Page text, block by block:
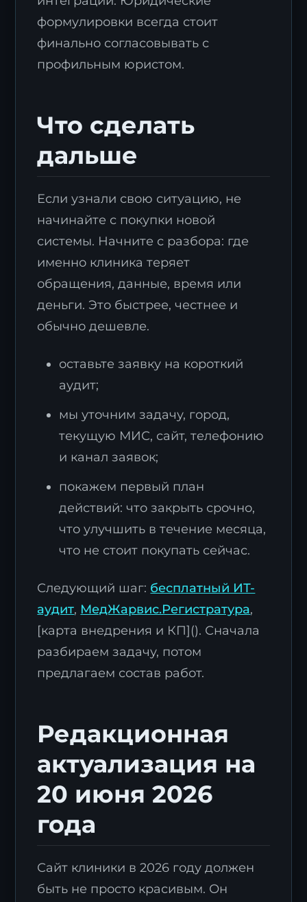
формулировки всегда стоит
финально согласовывать с
профильным юристом.
Что сделать
дальше
Если узнали свою ситуацию, не
начинайте с покупки новой
системы. Начните с разбора: где
именно клиника теряет
обращения, данные, время или
деньги. Это быстрее, честнее и
обычно дешевле.
оставьте заявку на короткий
аудит;
мы уточним задачу, город,
текущую МИС, сайт, телефонию
и канал заявок;
покажем первый план
действий: что закрыть срочно,
что улучшить в течение месяца,
что не стоит покупать сейчас.
Следующий шаг: бесплатный ИТ-
аудит, МедЖарвис.Регистратура,
[карта внедрения и КП](). Сначала
разбираем задачу, потом
предлагаем состав работ.
Редакционная
актуализация на
20 июня 2026
года
Сайт клиники в 2026 году должен
быть не просто красивым. Он
Я согласен с
политикой обработки
персональных данных
Отправить заявку